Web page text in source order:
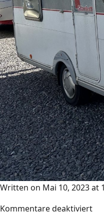
Written on Mai 10, 2023 at
Kommentare deaktiviertfür